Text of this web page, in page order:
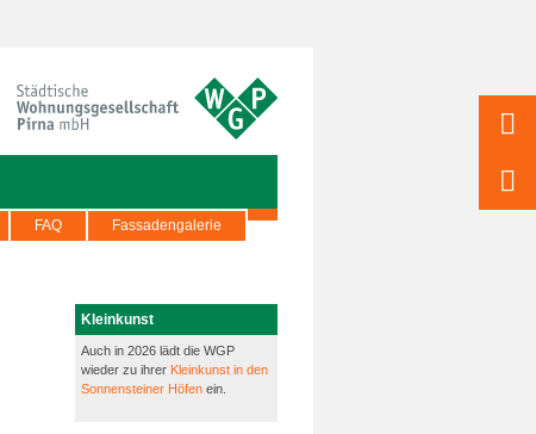
FAQ Fassadengalerie
Kleinkunst
Auch in 2026 lädt die WGP
wieder zu ihrer Kleinkunst in den
Sonnensteiner Höfen ein.